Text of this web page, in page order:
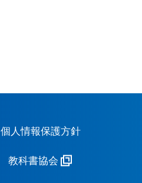
個人情報保護方針
教科書協会